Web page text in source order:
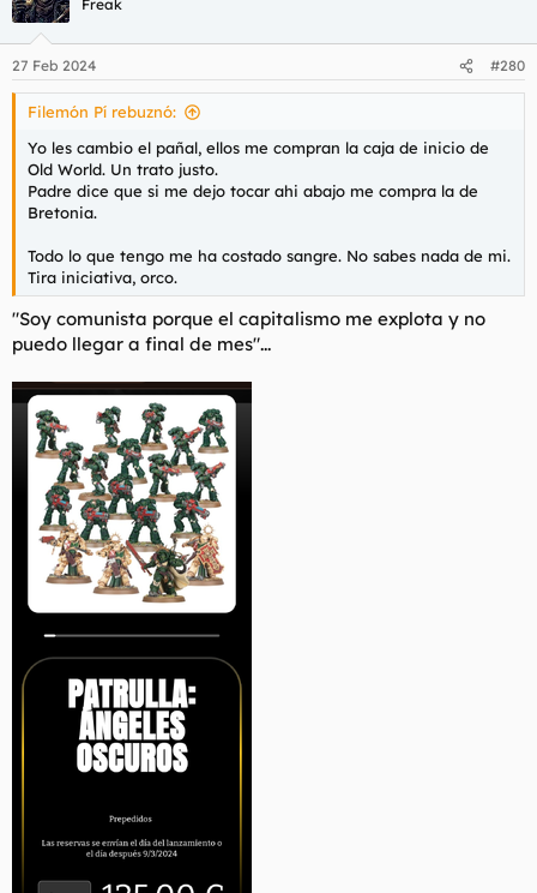
Freak
27 Feb 2024 #280
Filemón Pí rebuznó:
Yo les cambio el pañal, ellos me compran la caja de inicio de
Old World. Un trato justo.
Padre dice que si me dejo tocar ahi abajo me compra la de
Bretonia.
Todo lo que tengo me ha costado sangre. No sabes nada de mi.
Tira iniciativa, orco.
"Soy comunista porque el capitalismo me explota y no
puedo llegar a final de mes"...